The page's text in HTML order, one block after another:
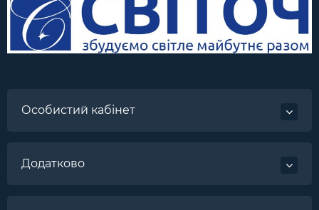
Особистий кабінет
Додатково